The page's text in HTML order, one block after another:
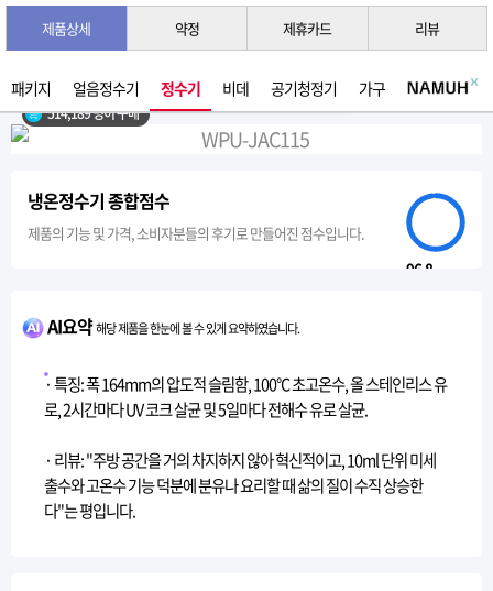
패키지 얼음정수기 정수기 비데 공기청정기 가구
제품상세 약정 제휴카드 리뷰
3초 간편 견적 받기 →
2026년 07월 생산
514,189 명이 구매
냉온정수기 종합점수
제품의 기능 및 가격, 소비자분들의 후기로 만들어진 점수입니다.
96.8
AI요약해당 제품을 한눈에 볼 수 있게 요약하였습니다.
· 특징: 폭 164mm의 압도적 슬림함, 100°C 초고온수, 올 스테인리스 유
로, 2시간마다 UV 코크 살균 및 5일마다 전해수 유로 살균.
· 리뷰: "주방 공간을 거의 차지하지 않아 혁신적이고, 10ml 단위 미세
출수와 고온수 기능 덕분에 분유나 요리할 때 삶의 질이 수직 상승한
다"는 평입니다.